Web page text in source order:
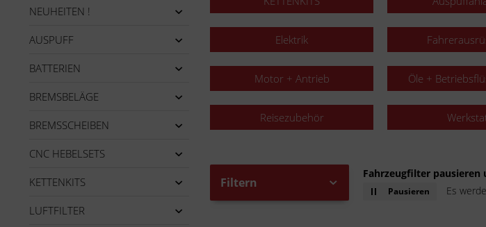
NEUHEITEN !
AUSPUFF
BATTERIEN
BREMSBELÄGE
BREMSSCHEIBEN
CNC HEBELSETS
KETTENKITS
LUFTFILTER
Elektrik
Motor + Antrieb Öle +
Reisezubehör
Filtern
Fahrzeugfilter pausieren
Pausieren Es